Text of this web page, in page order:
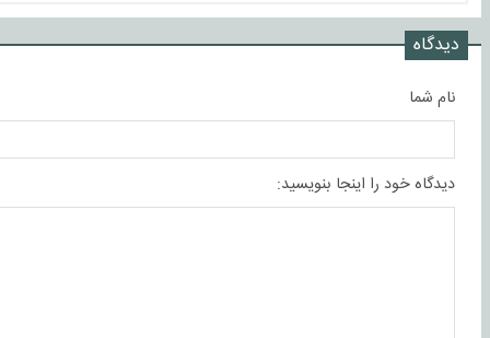
دیدگاه
نام شما
دیدگاه خود را اینجا بنویسید: